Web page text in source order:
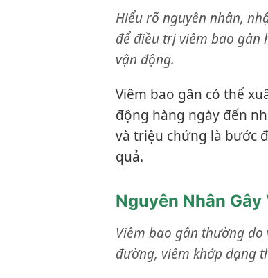
Hiểu rõ nguyên nhân,
để điều trị viêm bao gân
vận động.
Viêm bao gân có thể
động hàng ngày đến
và triệu chứng là bước
quả.
Nguyên Nhân Gây
Viêm bao gân thường
đường, viêm khớp dạng